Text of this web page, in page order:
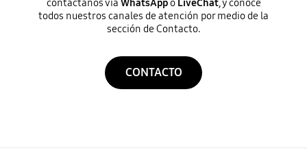
contáctanos vía WhatsAppo LiveChat, y conoce
todos nuestros canales de atención por medio de la
sección de Contacto.
CONTACTO